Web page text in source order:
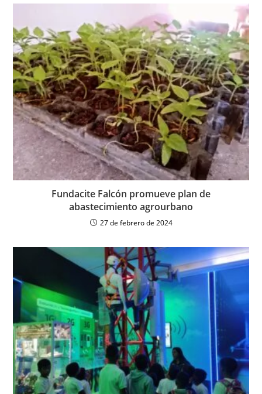
Fundacite Falcón promueve plan de
abastecimiento agrourbano
27 de febrero de 2024